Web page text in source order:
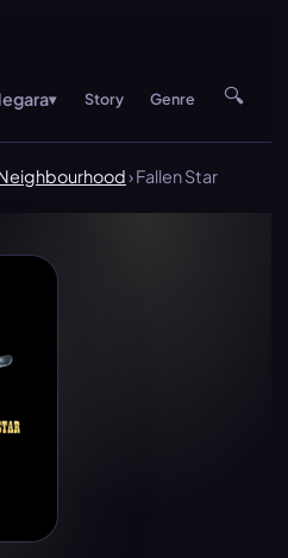
▾ Story Genre 🔍
› Fallen Star